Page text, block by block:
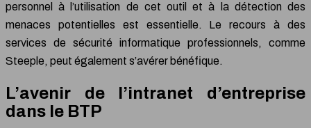
personnel à l’utilisation de cet outil et à la détection des
menaces potentielles est essentielle. Le recours à des
services de sécurité informatique professionnels, comme
Steeple, peut également s’avérer bénéfique.
L’avenir de l’intranet d’entreprise
dans le BTP